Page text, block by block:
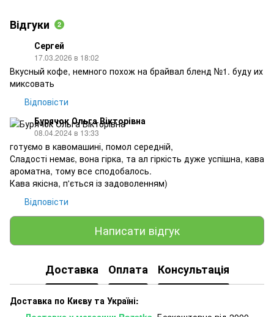
Відгуки 2
Сергей
17.03.2026 в 18:02
Вкусный кофе, немного похож на брайвал бленд №1. буду их
миксовать
Відповісти
Бурячок Ольга Вікторівна
08.04.2024 в 13:33
готуємо в кавомашині, помол середній,
Сладості немає, вона гірка, та ал гіркість дуже успішна, кава
ароматна, тому все сподобалось.
Кава якісна, п'ється із задоволенням)
Відповісти
Написати відгук
Доставка Оплата Консультація
Доставка по Києву та Україні: